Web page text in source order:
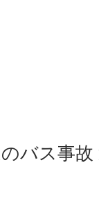
バス事